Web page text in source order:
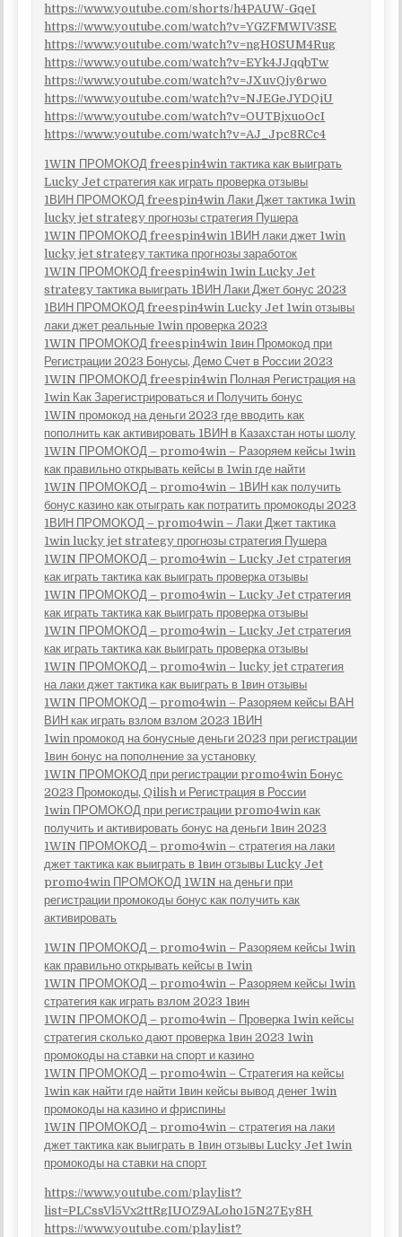
https://www.youtube.com/shorts/h4PAUW-GqeI
https://www.youtube.com/watch?v=YGZFMWIV3SE
https://www.youtube.com/watch?v=ngH0SUM4Rug
https://www.youtube.com/watch?v=EYk4JJqqbTw
https://www.youtube.com/watch?v=JXuvQjy6rwo
https://www.youtube.com/watch?v=NJEGeJYDQiU
https://www.youtube.com/watch?v=OUTBjxuoOcI
https://www.youtube.com/watch?v=AJ_Jpc8RCc4
1WIN ПРОМОКОД freespin4win тактика как выиграть
Lucky Jet стратегия как играть проверка отзывы
1ВИН ПРОМОКОД freespin4win Лаки Джет тактика 1win
lucky jet strategy прогнозы стратегия Пушера
1WIN ПРОМОКОД freespin4win 1ВИН лаки джет 1win
lucky jet strategy тактика прогнозы заработок
1WIN ПРОМОКОД freespin4win 1win Lucky Jet
strategy тактика выиграть 1ВИН Лаки Джет бонус 2023
1ВИН ПРОМОКОД freespin4win Lucky Jet 1win отзывы
лаки джет реальные 1win проверка 2023
1WIN ПРОМОКОД freespin4win 1вин Промокод при
Регистрации 2023 Бонусы, Демо Счет в России 2023
1WIN ПРОМОКОД freespin4win Полная Регистрация на
1win Как Зарегистрироваться и Получить бонус
1WIN промокод на деньги 2023 где вводить как
пополнить как активировать 1ВИН в Казахстан ноты шолу
1WIN ПРОМОКОД – promo4win – Разоряем кейсы 1win
как правильно открывать кейсы в 1win где найти
1WIN ПРОМОКОД – promo4win – 1ВИН как получить
бонус казино как отыграть как потратить промокоды 2023
1ВИН ПРОМОКОД – promo4win – Лаки Джет тактика
1win lucky jet strategy прогнозы стратегия Пушера
1WIN ПРОМОКОД – promo4win – Lucky Jet стратегия
как играть тактика как выиграть проверка отзывы
1WIN ПРОМОКОД – promo4win – Lucky Jet стратегия
как играть тактика как выиграть проверка отзывы
1WIN ПРОМОКОД – promo4win – Lucky Jet стратегия
как играть тактика как выиграть проверка отзывы
1WIN ПРОМОКОД – promo4win – lucky jet стратегия
на лаки джет тактика как выиграть в 1вин отзывы
1WIN ПРОМОКОД – promo4win – Разоряем кейсы ВАН
ВИН как играть взлом взлом 2023 1ВИН
1win промокод на бонусные деньги 2023 при регистрации
1вин бонус на пополнение за установку
1WIN ПРОМОКОД при регистрации promo4win Бонус
2023 Промокоды, Qilish и Регистрация в России
1win ПРОМОКОД при регистрации promo4win как
получить и активировать бонус на деньги 1вин 2023
1WIN ПРОМОКОД – promo4win – стратегия на лаки
джет тактика как выиграть в 1вин отзывы Lucky Jet
promo4win ПРОМОКОД 1WIN на деньги при
регистрации промокоды бонус как получить как
активировать
1WIN ПРОМОКОД – promo4win – Разоряем кейсы 1win
как правильно открывать кейсы в 1win
1WIN ПРОМОКОД – promo4win – Разоряем кейсы 1win
стратегия как играть взлом 2023 1вин
1WIN ПРОМОКОД – promo4win – Проверка 1win кейсы
стратегия сколько дают проверка 1вин 2023 1win
промокоды на ставки на спорт и казино
1WIN ПРОМОКОД – promo4win – Стратегия на кейсы
1win как найти где найти 1вин кейсы вывод денег 1win
промокоды на казино и фриспины
1WIN ПРОМОКОД – promo4win – стратегия на лаки
джет тактика как выиграть в 1вин отзывы Lucky Jet 1win
промокоды на ставки на спорт
https://www.youtube.com/playlist?
list=PLCssVl5Vx2ttRgIUOZ9ALoho15N27Ey8H
https://www.youtube.com/playlist?